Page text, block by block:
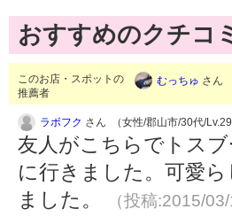
おすすめのクチコ
このお店・スポットの
推薦者
むっちゅ さん
ラボフク さん （女性/郡山市/30代/Lv.29
友人がこちらでトス
に行きました。可愛
ました。
（投稿:2015/